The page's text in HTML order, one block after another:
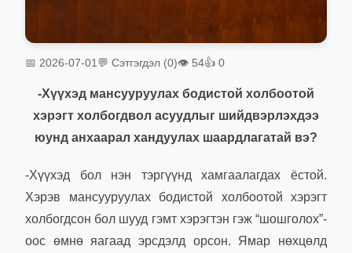
📅 2026-07-01💬 Сэтгэгдэл (0)👁 54👍 0
-Хүүхэд мансууруулах бодистой холбоотой
хэрэгт холбогдвол асуудлыг шийдвэрлэхдээ
юунд анхаарал хандуулах шаардлагатай вэ?
-Хүүхэд бол нэн тэргүүнд хамгаалагдах ёстой.
Хэрэв мансууруулах бодистой холбоотой хэрэгт
холбогдсон бол шууд гэмт хэрэгтэн гэж “шошголох”-
оос өмнө яагаад эрсдэлд орсон. Ямар нөхцөлд